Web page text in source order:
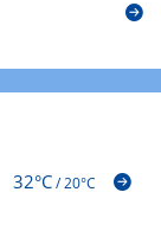
32°C/20°C